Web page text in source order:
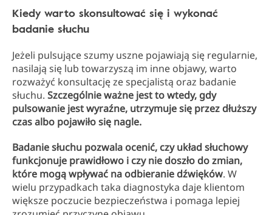
Kiedy warto skonsultować się i wykonać
badanie słuchu
Jeżeli pulsujące szumy uszne pojawiają się regularnie,
nasilają się lub towarzyszą im inne objawy, warto
rozważyć konsultację ze specjalistą oraz badanie
słuchu. Szczególnie ważne jest to wtedy, gdy
pulsowanie jest wyraźne, utrzymuje się przez dłuższy
czas albo pojawiło się nagle.
Badanie słuchu pozwala ocenić, czy układ słuchowy
funkcjonuje prawidłowo i czy nie doszło do zmian,
które mogą wpływać na odbieranie dźwięków. W
wielu przypadkach taka diagnostyka daje klientom
większe poczucie bezpieczeństwa i pomaga lepiej